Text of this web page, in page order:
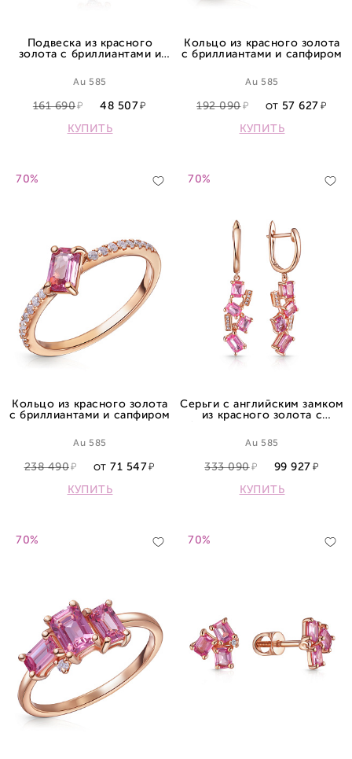
Подвеска из красного
золота с бриллиантами и
Au 585
161 690
48 507
КУПИТЬ
Кольцо из красного золота
с бриллиантами и сапфиром
Au 585
192 090 ОТ 57 627
КУПИТЬ
70%
Кольцо из красного золота
с бриллиантами и сапфиром
Au 585
238 490 ОТ 71 547
КУПИТЬ
70%
Серьги с английским замком
из красного золота с
Au 585
333 090
99 927
КУПИТЬ
70% 70%